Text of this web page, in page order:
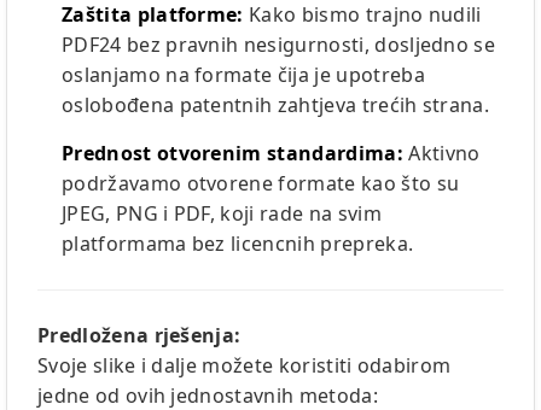
Zaštita platforme: Kako bismo trajno nudili
PDF24 bez pravnih nesigurnosti, dosljedno se
oslanjamo na formate čija je upotreba
oslobođena patentnih zahtjeva trećih strana.
Prednost otvorenim standardima: Aktivno
podržavamo otvorene formate kao što su
JPEG, PNG i PDF, koji rade na svim
platformama bez licencnih prepreka.
Predložena rješenja:
Svoje slike i dalje možete koristiti odabirom
jedne od ovih jednostavnih metoda: